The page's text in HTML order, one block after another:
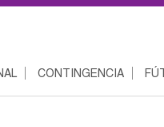
CONTINGENCIA